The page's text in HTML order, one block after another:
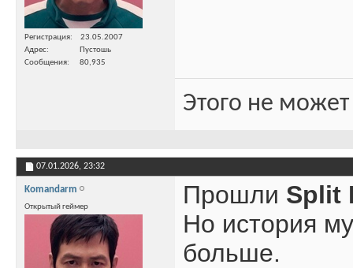
Регистрация
23.05.2007
Адрес
Пустошь
Сообщения
80,935
Этого не
07.01.2026, 23:32
Komandarm
Открытый геймер Прошли Split
Но история
больше.